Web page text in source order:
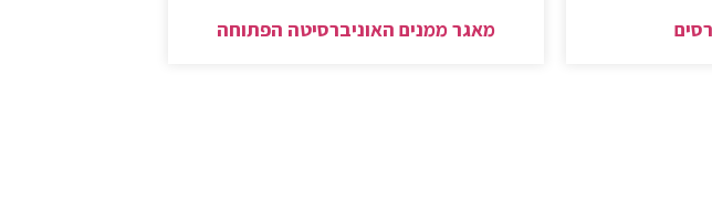
מאגר ממנים האוניברסיטה הפתוחה